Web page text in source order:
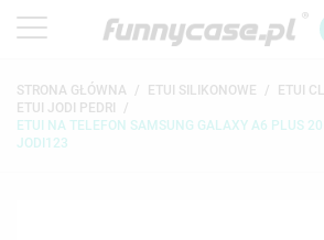
STRONA GŁÓWNA ETUI SILIKONOWE
ETUI
ETUI JODI PEDRI
ETUI NA TELEFON SAMSUNG GALAXY A6 PLUS
JODI123